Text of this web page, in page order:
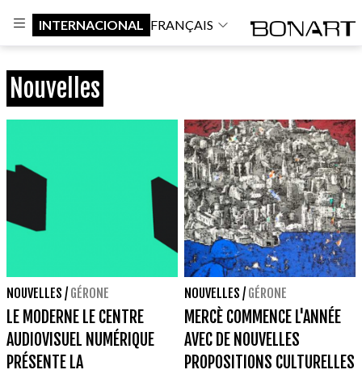
INTERNACIONAL FRANÇAIS
Nouvelles
NOUVELLES / GÉRONE
LE MODERNE LE CENTRE
AUDIOVISUEL NUMÉRIQUE
PRÉSENTE LA
NOUVELLES / GÉRONE
MERCÈ COMMENCE L'ANNÉE
AVEC DE NOUVELLES
PROPOSITIONS CULTURELLES